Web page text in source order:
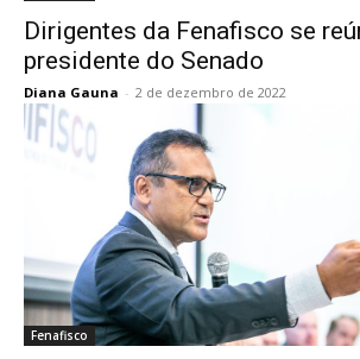
Dirigentes da Fenafisco se
presidente do Senado
Diana Gauna - 2 de dezembro de 2022
Fenafisco